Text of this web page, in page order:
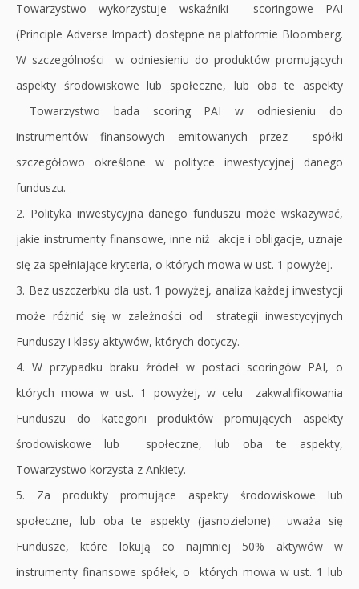
Towarzystwo wykorzystuje wskaźniki scoringowe PAI
(Principle Adverse Impact) dostępne na platformie Bloomberg.
W szczególności w odniesieniu do produktów promujących
aspekty środowiskowe lub społeczne, lub oba te aspekty
Towarzystwo bada scoring PAI w odniesieniu do
instrumentów finansowych emitowanych przez spółki
szczegółowo określone w polityce inwestycyjnej danego
funduszu.
2. Polityka inwestycyjna danego funduszu może wskazywać,
jakie instrumenty finansowe, inne niż akcje i obligacje, uznaje
się za spełniające kryteria, o których mowa w ust. 1 powyżej.
3. Bez uszczerbku dla ust. 1 powyżej, analiza każdej inwestycji
może różnić się w zależności od strategii inwestycyjnych
Funduszy i klasy aktywów, których dotyczy.
4. W przypadku braku źródeł w postaci scoringów PAI, o
których mowa w ust. 1 powyżej, w celu zakwalifikowania
Funduszu do kategorii produktów promujących aspekty
środowiskowe lub społeczne, lub oba te aspekty,
Towarzystwo korzysta z Ankiety.
5. Za produkty promujące aspekty środowiskowe lub
społeczne, lub oba te aspekty (jasnozielone) uważa się
Fundusze, które lokują co najmniej 50% aktywów w
instrumenty finansowe spółek, o których mowa w ust. 1 lub